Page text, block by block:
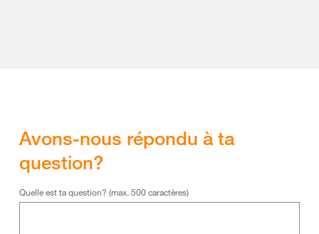
Avons-nous répondu à ta
question?
Quelle est ta question? (max. 500 caractères)